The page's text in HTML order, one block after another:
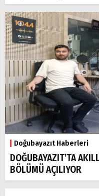
Doğubayazıt Haberleri
DOĞUBAYAZIT’TA
BÖLÜMÜ AÇILIYOR